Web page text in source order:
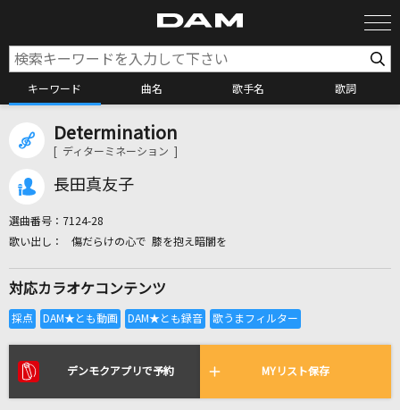
キーワード 曲名 歌手名 歌詞
カラオケ検索
全国りれき
リアルタイムで歌われている曲の一覧
Determination
[ ディターミネーション ]
長田真友子
選曲番号： 7124-28
傷だらけの心で 膝を抱え暗闇を
対応カラオケコンテンツ
デンモクアプリで予約 MYリスト保存